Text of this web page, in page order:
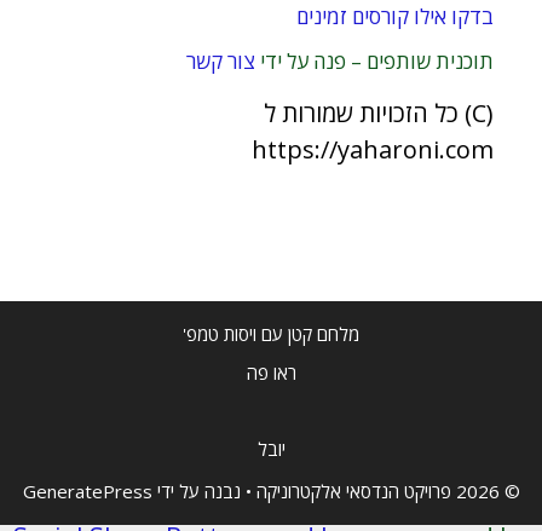
בדקו אילו קורסים זמינים
תוכנית שותפים – פנה על ידי צור קשר
(C) כל הזכויות שמורות ל
https://yaharoni.com
מלחם קטן עם ויסות טמפ'
ראו פה
יובל
© 2026 פרויקט הנדסאי אלקטרוניקה
• נבנה על ידי GeneratePress